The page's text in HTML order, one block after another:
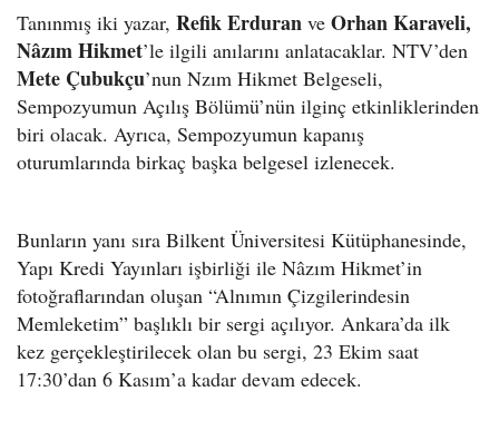
Tanınmış iki yazar, Refik Erduran ve Orhan Karaveli,
Nâzım Hikmet’le ilgili anılarını anlatacaklar. NTV’den
Mete Çubukçu’nun Nzım Hikmet Belgeseli,
Sempozyumun Açılış Bölümü’nün ilginç etkinliklerinden
biri olacak. Ayrıca, Sempozyumun kapanış
oturumlarında birkaç başka belgesel izlenecek.
Bunların yanı sıra Bilkent Üniversitesi Kütüphanesinde,
Yapı Kredi Yayınları işbirliği ile Nâzım Hikmet’in
fotoğraflarından oluşan “Alnımın Çizgilerindesin
Memleketim” başlıklı bir sergi açılıyor. Ankara’da ilk
kez gerçekleştirilecek olan bu sergi, 23 Ekim saat
17:30’dan 6 Kasım’a kadar devam edecek.